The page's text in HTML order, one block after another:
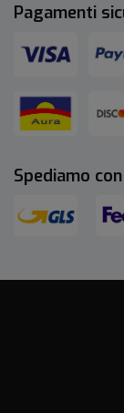
Pagamenti
Spediamo con